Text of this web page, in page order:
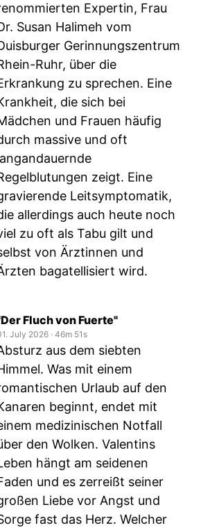
Expertin, Frau
Susan Halimeh vom
Gerinnungszentrum
Ruhr, über die
zu sprechen. Eine
die sich bei
und Frauen häufig
massive und oft
zeigt. Eine
Leitsymptomatik,
allerdings auch heute noch
zu oft als Tabu gilt und
von Ärztinnen und
bagatellisiert wird.
Fluch von Fuerte"
July 2026 ‧ 46m 51s
aus dem siebten
Was mit einem
Urlaub auf den
beginnt, endet mit
medizinischen Notfall
den Wolken. Valentins
hängt am seidenen
und es zerreißt seiner
Liebe vor Angst und
fast das Herz. Welcher